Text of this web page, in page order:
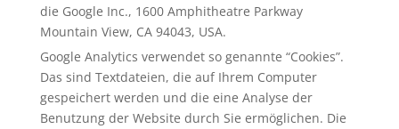
die Google Inc., 1600 Amphitheatre Parkway
Mountain View, CA 94043, USA.
Google Analytics verwendet so genannte “Cookies”.
Das sind Textdateien, die auf Ihrem Computer
gespeichert werden und die eine Analyse der
Benutzung der Website durch Sie ermöglichen. Die